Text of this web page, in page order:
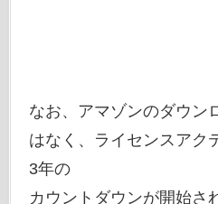
なお、アマゾンのダウン
はなく、ライセンスアク
3年の
カウントダウンが開始さ